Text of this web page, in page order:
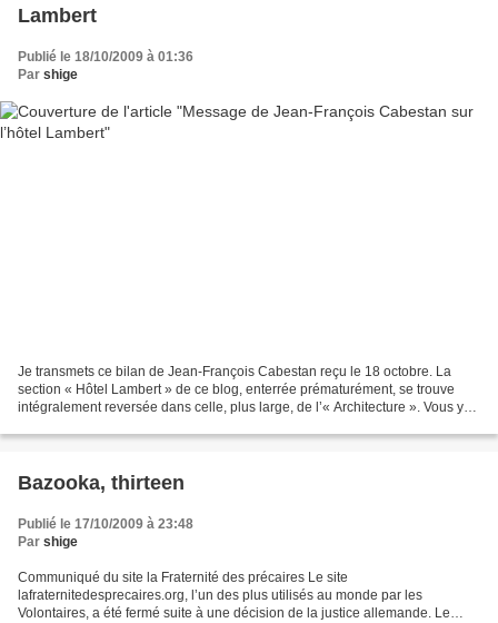
Lambert
Publié le 18/10/2009 à 01:36
Par shige
Je transmets ce bilan de Jean-François Cabestan reçu le 18 octobre. La
section « Hôtel Lambert » de ce blog, enterrée prématurément, se trouve
intégralement reversée dans celle, plus large, de l’« Architecture ». Vous y
Bazooka, thirteen
Publié le 17/10/2009 à 23:48
Par shige
Communiqué du site la Fraternité des précaires Le site
lafraternitedesprecaires.org, l’un des plus utilisés au monde par les
Volontaires, a été fermé suite à une décision de la justice allemande. Le